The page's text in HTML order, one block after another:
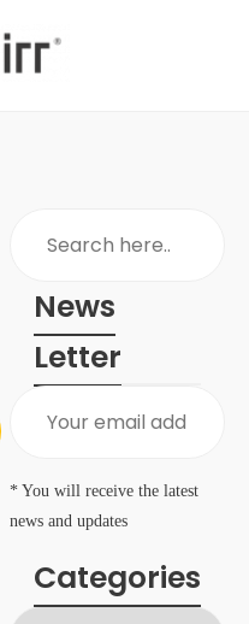
News
Letter
* You will receive the latest
news and updates
Categories